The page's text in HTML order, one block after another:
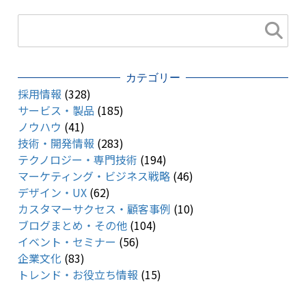
カテゴリー
採用情報 (328)
サービス・製品 (185)
ノウハウ (41)
技術・開発情報 (283)
テクノロジー・専門技術 (194)
マーケティング・ビジネス戦略(46)
デザイン・UX(62)
カスタマーサクセス・顧客事例 (10)
ブログまとめ・その他(104)
イベント・セミナー (56)
企業文化 (83)
トレンド・お役立ち情報 (15)